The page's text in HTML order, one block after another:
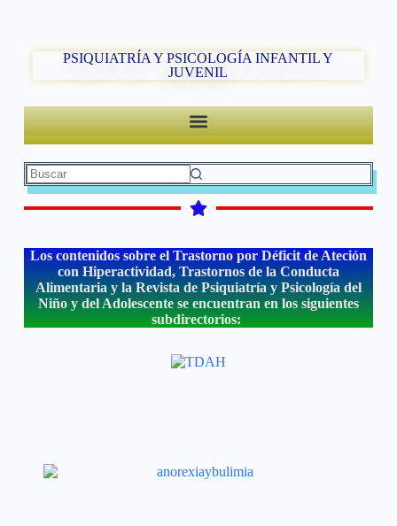
PSIQUIATRÍA Y PSICOLOGÍA INFANTIL Y
JUVENIL
Los contenidos sobre el Trastorno por Déficit de Ateción
con Hiperactividad, Trastornos de la Conducta
Alimentaria y la Revista de Psiquiatría y Psicología del
Niño y del Adolescente se encuentran en los siguientes
subdirectorios: